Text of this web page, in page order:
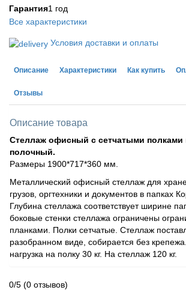
Гарантия1 год
Все характеристики
Условия доставки и оплаты
Описание Характеристики Как купить
Отзывы
Описание товара
Стеллаж офисный с сетчатыми полками
полочный.
Размеры 1900*717*360 мм.
Металлический офисный стеллаж для
грузов, оргтехники и документов в папках
Глубина стеллажа соответствует ширине
боковые стенки стеллажа ограничены
планками. Полки сетчатые. Стеллаж
разобранном виде, собирается без
нагрузка на полку 30 кг. На стеллаж 120 кг.
0/5 (0 отзывов)